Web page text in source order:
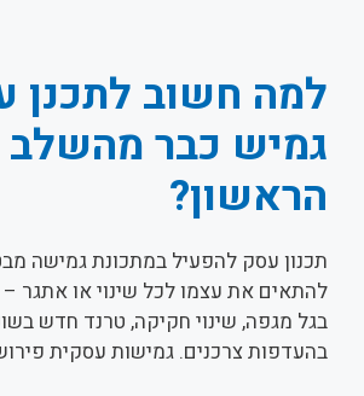
למה חשוב לתכנן
גמיש כבר מהשלב
הראשון?
תכנון עסק להפעיל במתכונת גמישה
להתאים את עצמו לכל שינוי או אתגר –
בגל מגפה, שינוי חקיקה, טרנד חדש
בהעדפות צרכנים. גמישות עסקית